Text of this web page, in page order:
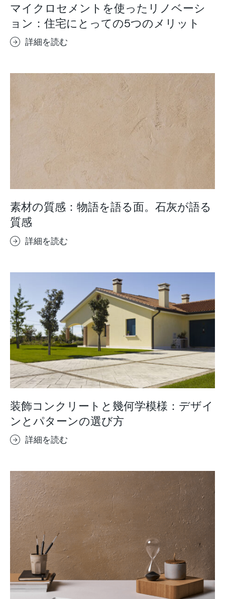
マイクロセメントを使ったリノベーシ
ョン：住宅にとっての5つのメリット
詳細を読む
素材の質感：物語を語る面。石灰が語る
質感
詳細を読む
装飾コンクリートと幾何学模様：デザイ
ンとパターンの選び方
詳細を読む